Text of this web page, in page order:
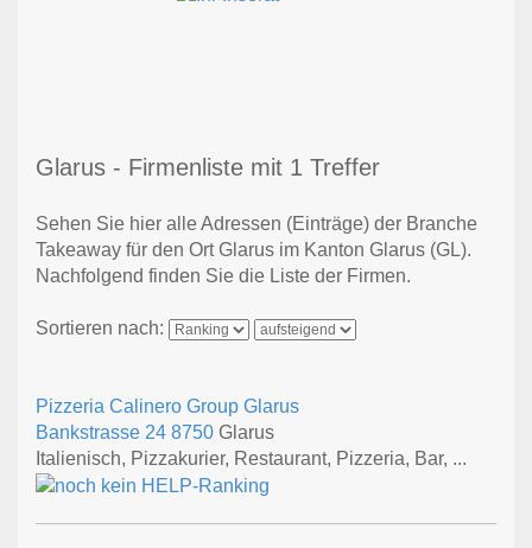
Glarus - Firmenliste mit 1 Treffer
Sehen Sie hier alle Adressen (Einträge) der Branche
Takeaway für den Ort Glarus im Kanton Glarus (GL).
Nachfolgend finden Sie die Liste der Firmen.
Sortieren nach:
Pizzeria Calinero Group Glarus
Bankstrasse 24 8750 Glarus
Italienisch, Pizzakurier, Restaurant, Pizzeria, Bar, ...